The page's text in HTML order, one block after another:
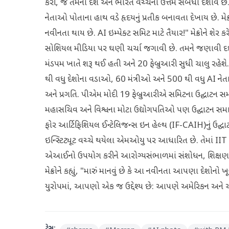
કરી, જે તેમના દેશ અને ભારત વચ્ચેના ઉત્તમ સંબંધો
નેતાઓ પોતાના હાથ વડે હૃદયનું પ્રતીક બનાવતા દેખાય છે.
નવીનતા થાય છે. AI ઇમ્પેક્ટ સમિટ માટે તૈયાર!" મેક્રોને
સોશિયલ મીડિયા પર ઘણી ચર્ચા જગાવી છે. તમને
મંડપમ ખાતે શરૂ થઈ હતી અને 20 ફેબ્રુઆરી સુધી ચાલુ રહેશે.
થી વધુ દેશોના વડાઓ, 60 મંત્રીઓ અને 500 થી વધુ AI
અને પ્રગતિ. પીએમ મોદી 19 ફેબ્રુઆરીએ સમિટના ઉદ્ઘાટન
મહાસચિવ અને વિશ્વના મોટા ઉદ્યોગપતિઓ પણ ઉદ્ઘાટન
ફોર આર્ટિફિશિયલ ઈન્ટેલિજન્સ ઇન હેલ્થ (IF-CAIH)નું
ઇન્સ્ટિટ્યૂટ વચ્ચે થયેલા એમઓયુ પર આધારિત છે. તેમાં
એઆઈનો ઉપયોગ કરીને આરોગ્યસંભાળમાં સંશોધન,
મેક્રોને કહ્યું, "મારું માનવું છે કે આ નવીનતા આપણા દેશોનો
યુરોપમાં, આપણો એક જ ઉદ્દેશ્ય છે: આપણે અમેરિકન અને